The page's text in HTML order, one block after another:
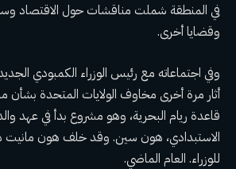
في المنطقة شملت مناقشات حول الاقتصاد
وقضايا أخرى.
وفي اجتماعاته مع رئيس الوزراء الكمبودي
أثار مرة أخرى مخاوف الولايات المتحدة بشأن
قاعدة ريام البحرية، وهو مشروع بدأ في عهد
الاستبدادي، هون سين. وقد خلف هون
للوزراء. العام الماضي.